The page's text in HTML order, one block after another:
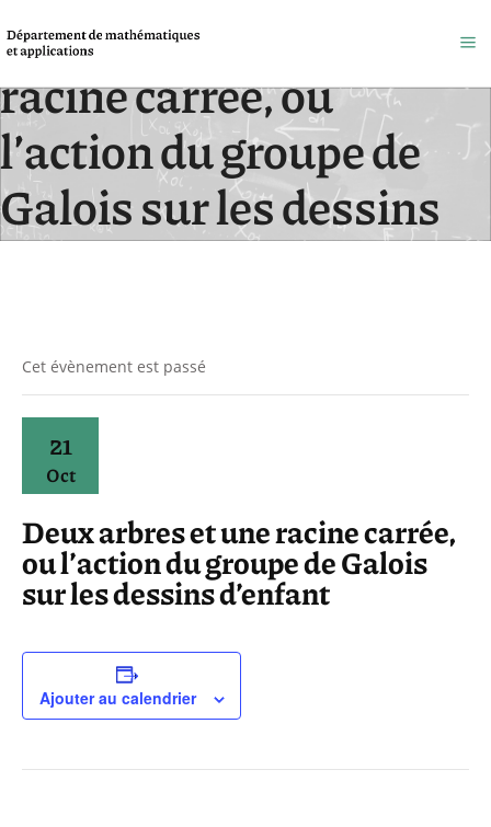
Deux arbres et une
racine carrée, ou
l’action du groupe de
Galois sur les dessins
d’enfant
Cet évènement est passé
21
Oct
Deux arbres et une racine carrée,
ou l’action du groupe de Galois
sur les dessins d’enfant
Ajouter au calendrier